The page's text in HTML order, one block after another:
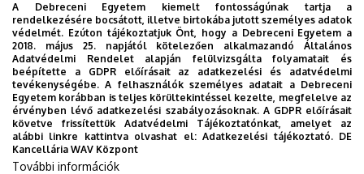
Az UD Mediversity mobilalkalmazás a Debreceni Egyetem
előremutató fejlesztése, melynek célja, hogy a betegek
és a hozzátartozók egyszerűen, gyorsan
eligazodhassanak a Klinikai Központ szolgáltatásai
között, mert az Ön egészsége a mi prioritásunk. A
Debreceni Egyetem egészségügyi ellátáskereső
alkalmazása lehetővé teszi felhasználói számára az
egyetem egészségügyi információihoz való naprakész
A Debreceni Egyetem kiemelt fontosságúnak tartja a
rendelkezésére bocsátott, illetve birtokába jutott személyes adatok
védelmét. Ezúton tájékoztatjuk Önt, hogy a Debreceni Egyetem a
2018. május 25. napjától kötelezően alkalmazandó Általános
Adatvédelmi Rendelet alapján felülvizsgálta folyamatait és
beépítette a GDPR előírásait az adatkezelési és adatvédelmi
tevékenységébe. A felhasználók személyes adatait a Debreceni
Egyetem korábban is teljes körültekintéssel kezelte, megfelelve az
érvényben lévő adatkezelési szabályozásoknak. A GDPR előírásait
követve frissítettük Adatvédelmi Tájékoztatónkat, amelyet az
alábbi linkre kattintva olvashat el:Adatkezelési tájékoztató. DE
Kancellária WAV Központ
További információk